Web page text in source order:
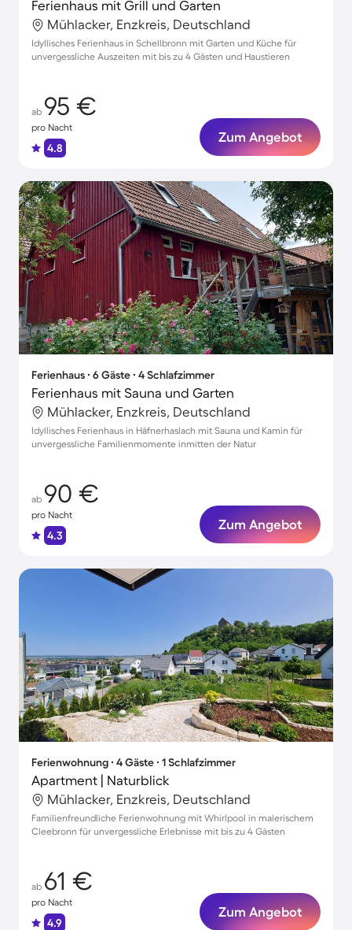
Ferienhaus mit Grill und Garten
Mühlacker, Enzkreis, Deutschland
Idyllisches Ferienhaus in Schellbronn mit Garten und Küche für
unvergessliche Auszeiten mit bis zu 4 Gästen und Haustieren
ab 95 €
pro Nacht
4.8
Zum Angebot
Ferienhaus ∙ 6 Gäste ∙ 4 Schlafzimmer
Ferienhaus mit Sauna und Garten
Mühlacker, Enzkreis, Deutschland
Idyllisches Ferienhaus in Häfnerhaslach mit Sauna und Kamin für
unvergessliche Familienmomente inmitten der Natur
ab 90 €
pro Nacht
4.3
Zum Angebot
Ferienwohnung ∙ 4 Gäste ∙ 1 Schlafzimmer
Apartment | Naturblick
Mühlacker, Enzkreis, Deutschland
Familienfreundliche Ferienwohnung mit Whirlpool in malerischem
Cleebronn für unvergessliche Erlebnisse mit bis zu 4 Gästen
ab 61 €
pro Nacht
4.9
Zum Angebot